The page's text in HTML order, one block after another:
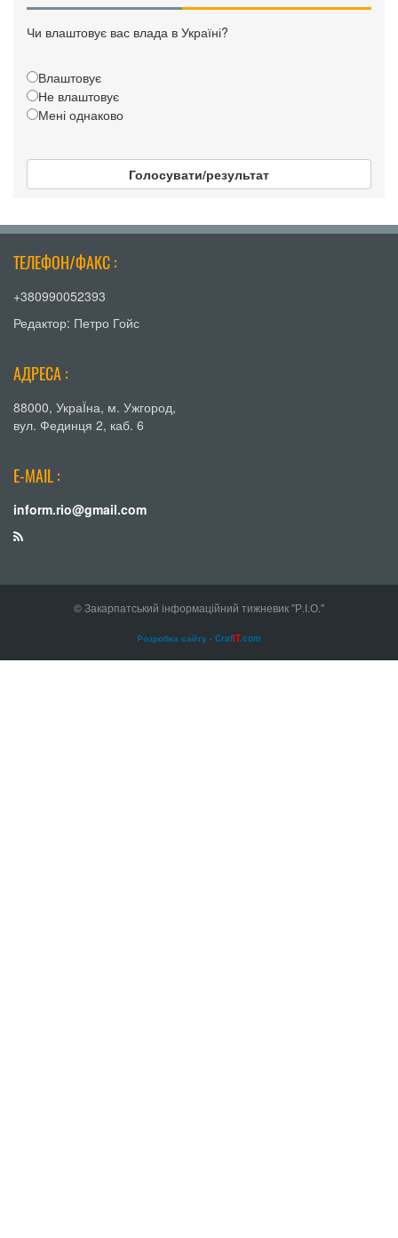
Чи влаштовує вас влада в Україні?
Влаштовує
Не влаштовує
Мені однаково
Голосувати/результат
ТЕЛЕФОН/ФАКС :
+380990052393
Редактор: Петро Гойс
АДРЕСА :
88000, УкраЇна, м. Ужгород,
вул. Фединця 2, каб. 6
E-MAIL :
inform.rio@gmail.com
© Закарпатський інформаційний тижневик "Р.І.О."
Розробка сайту - CrafIT.com